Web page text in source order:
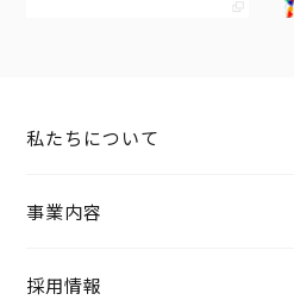
私たちについて
事業内容
採用情報